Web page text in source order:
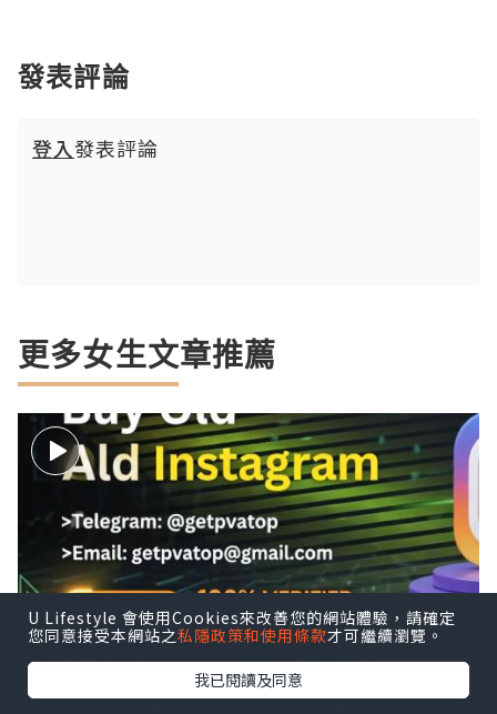
發表評論
登入發表評論
更多女生文章推薦
U Lifestyle 會使用Cookies來改善您的網站體驗，請確定
您同意接受本網站之私隱政策和使用條款才可繼續瀏覽。
我已閱讀及同意